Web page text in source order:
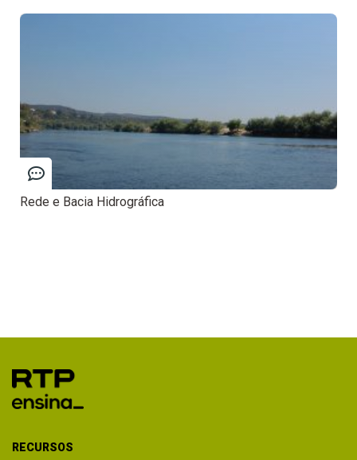
Rede e Bacia Hidrográfica
RECURSOS